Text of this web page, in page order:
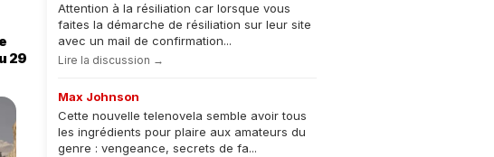
29
Attention à la résiliation car lorsque vous
faites la démarche de résiliation sur leur site
avec un mail de confirmation...
Lire la discussion →
Max Johnson
Cette nouvelle telenovela semble avoir tous
les ingrédients pour plaire aux amateurs du
genre : vengeance, secrets de fa...